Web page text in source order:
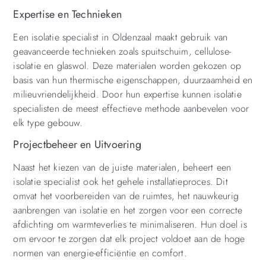
Expertise en Technieken
Een isolatie specialist in Oldenzaal maakt gebruik van
geavanceerde technieken zoals spuitschuim, cellulose-
isolatie en glaswol. Deze materialen worden gekozen op
basis van hun thermische eigenschappen, duurzaamheid en
milieuvriendelijkheid. Door hun expertise kunnen isolatie
specialisten de meest effectieve methode aanbevelen voor
elk type gebouw.
Projectbeheer en Uitvoering
Naast het kiezen van de juiste materialen, beheert een
isolatie specialist ook het gehele installatieproces. Dit
omvat het voorbereiden van de ruimtes, het nauwkeurig
aanbrengen van isolatie en het zorgen voor een correcte
afdichting om warmteverlies te minimaliseren. Hun doel is
om ervoor te zorgen dat elk project voldoet aan de hoge
normen van energie-efficiëntie en comfort.